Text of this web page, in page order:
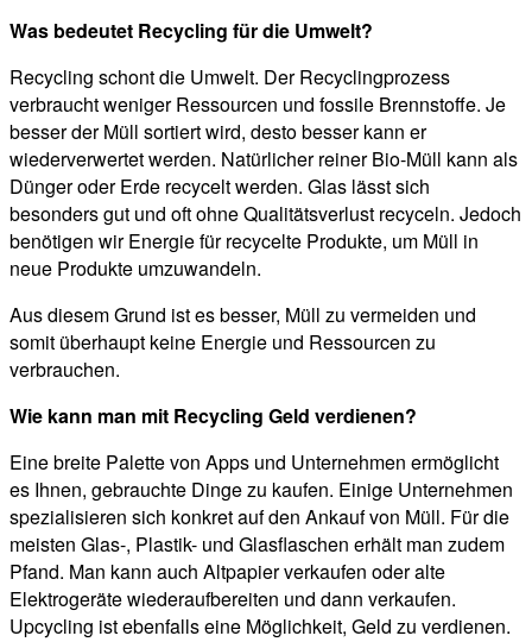
Was bedeutet Recycling für die Umwelt?
Recycling schont die Umwelt. Der Recyclingprozess
verbraucht weniger Ressourcen und fossile Brennstoffe. Je
besser der Müll sortiert wird, desto besser kann er
wiederverwertet werden. Natürlicher reiner Bio-Müll kann als
Dünger oder Erde recycelt werden. Glas lässt sich
besonders gut und oft ohne Qualitätsverlust recyceln. Jedoch
benötigen wir Energie für recycelte Produkte, um Müll in
neue Produkte umzuwandeln.
Aus diesem Grund ist es besser, Müll zu vermeiden und
somit überhaupt keine Energie und Ressourcen zu
verbrauchen.
Wie kann man mit Recycling Geld verdienen?
Eine breite Palette von Apps und Unternehmen ermöglicht
es Ihnen, gebrauchte Dinge zu kaufen. Einige Unternehmen
spezialisieren sich konkret auf den Ankauf von Müll. Für die
meisten Glas-, Plastik- und Glasflaschen erhält man zudem
Pfand. Man kann auch Altpapier verkaufen oder alte
Elektrogeräte wiederaufbereiten und dann verkaufen.
Upcycling ist ebenfalls eine Möglichkeit, Geld zu verdienen.